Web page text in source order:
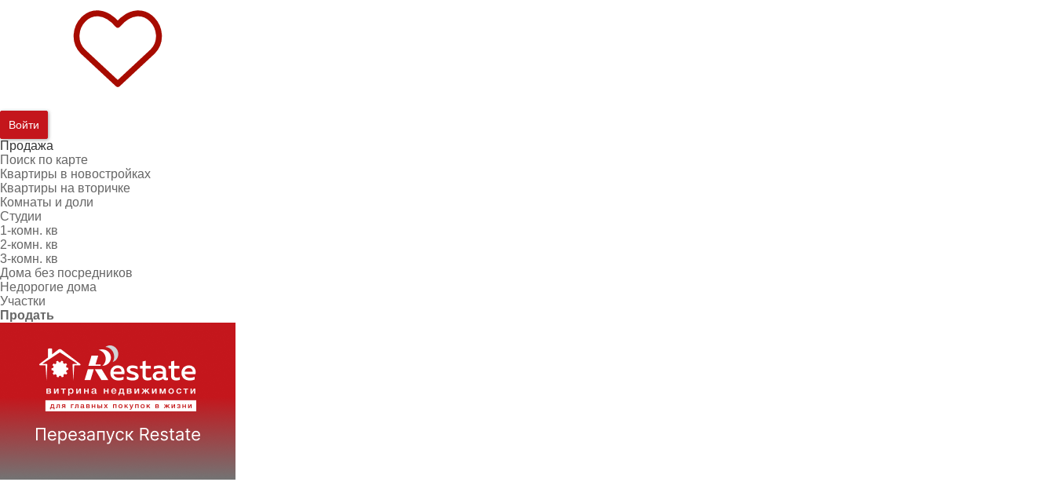
Войти
Продажа
Поиск по карте
Квартиры в новостройках
Квартиры на вторичке
Комнаты и доли
Студии
1-комн. кв
2-комн. кв
3-комн. кв
Дома без посредников
Недорогие дома
Участки
Продать